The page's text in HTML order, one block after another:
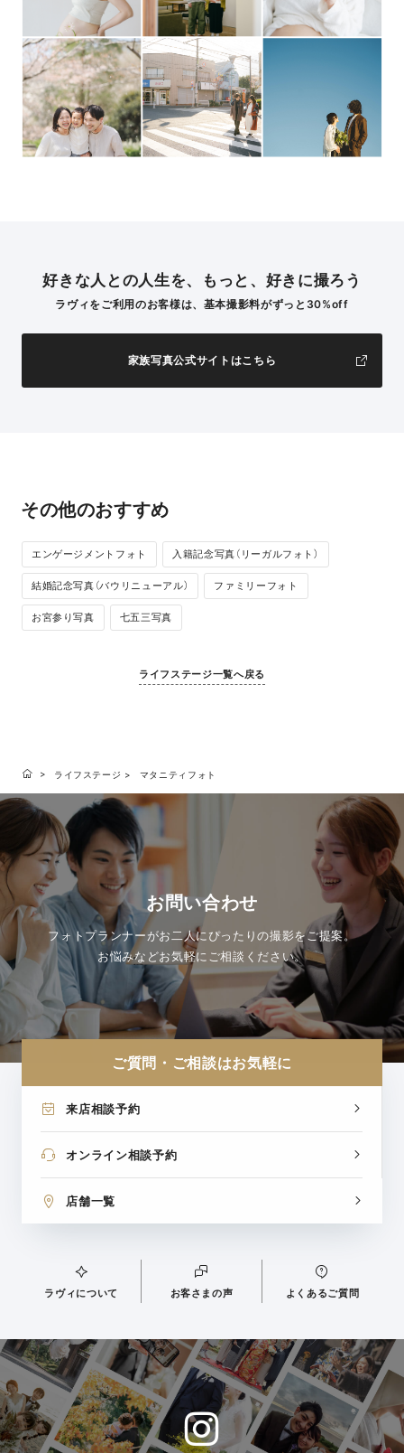
好きな人との人生を、もっと、好きに撮ろう
ラヴィをご利用のお客様は、基本撮影料がずっと30%off
家族写真公式サイトはこちら
その他のおすすめ
エンゲージメントフォト 入籍記念写真（リーガルフォト）
結婚記念写真（バウリニューアル） ファミリーフォト
お宮参り写真 七五三写真
ライフステージ一覧へ戻る
ライフステージ マタニティフォト
お問い合わせ
フォトプランナーがお二人にぴったりの撮影をご提案。
お悩みなどお気軽にご相談ください。
ご質問・ご相談はお気軽に
来店相談予約
オンライン相談予約
店舗一覧
ラヴィについて お客さまの声 よくあるご質問